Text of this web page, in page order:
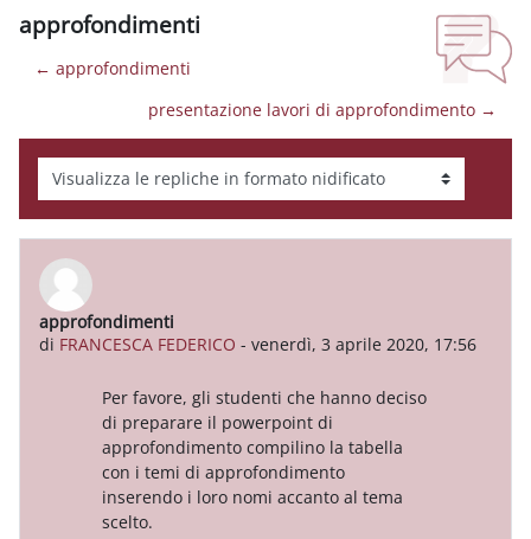
approfondimenti
← approfondimenti
presentazione lavori di approfondimento →
Modalità visualizzazione
approfondimenti
di FRANCESCA FEDERICO - venerdì, 3 aprile 2020, 17:56
Numero di risposte: 0
Per favore, gli studenti che hanno deciso
di preparare il powerpoint di
approfondimento compilino la tabella
con i temi di approfondimento
inserendo i loro nomi accanto al tema
scelto.